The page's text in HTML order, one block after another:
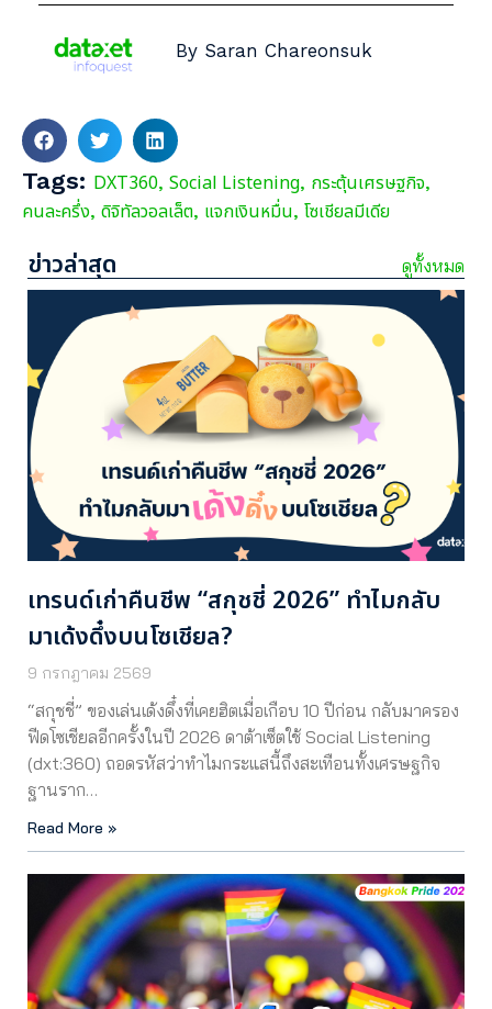
By Saran Chareonsuk
Tags: DXT360, Social Listening, กระตุ้นเศรษฐกิจ,
คนละครึ่ง, ดิจิทัลวอลเล็ต, แจกเงินหมื่น, โซเชียลมีเดีย
ข่าวล่าสุด ดูทั้งหมด
เทรนด์เก่าคืนชีพ “สกุชชี่ 2026” ทำไมกลับ
มาเด้งดึ๋งบนโซเชียล?
9 กรกฎาคม 2569
“สกุชชี่” ของเล่นเด้งดึ๋งที่เคยฮิตเมื่อเกือบ 10 ปีก่อน กลับมาครอง
ฟีดโซเชียลอีกครั้งในปี 2026 ดาต้าเซ็ตใช้ Social Listening
(dxt:360) ถอดรหัสว่าทำไมกระแสนี้ถึงสะเทือนทั้งเศรษฐกิจ
ฐานราก…
Read More »